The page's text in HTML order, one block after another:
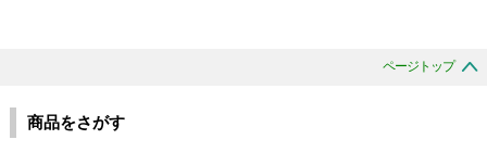
ページトップ
商品をさがす